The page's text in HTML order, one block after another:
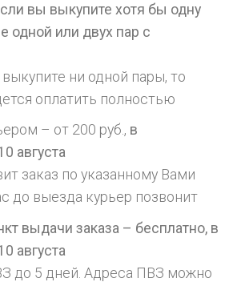
вы выкупите хотя бы одну
одной или двух пар с
ни одной пары, то
оплатить полностью
– от 200 руб., в
августа
заказ по указанному Вами
до выезда курьер позвонит
выдачи заказа – бесплатно, в
августа
до 5 дней. Адреса ПВЗ можно